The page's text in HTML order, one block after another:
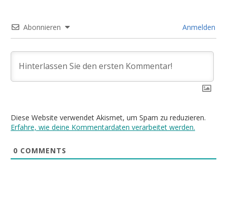
Abonnieren Anmelden
Diese Website verwendet Akismet, um Spam zu reduzieren.
Erfahre, wie deine Kommentardaten verarbeitet werden.
0 COMMENTS